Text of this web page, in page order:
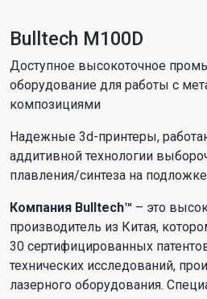
Bulltech M100D
Доступное высокоточное
оборудование для работы с
композициями
Надежные 3d-принтеры,
аддитивной технологии
плавления/синтеза на
Компания Bulltech™ – это
производитель из Китая,
30 сертифицированных
технических исследований,
лазерного оборудования.